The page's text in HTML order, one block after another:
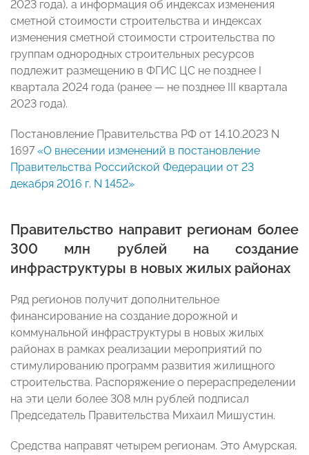
2023 года), а информация об индексах изменения
сметной стоимости строительства и индексах
изменения сметной стоимости строительства по
группам однородных строительных ресурсов
подлежит размещению в ФГИС ЦС не позднее I
квартала 2024 года (ранее — не позднее III квартала
2023 года).
Постановление Правительства РФ от 14.10.2023 N
1697 «О внесении изменений в постановление
Правительства Российской Федерации от 23
декабря 2016 г. N 1452»
Правительство направит регионам более
300 млн рублей на создание
инфраструктуры в новых жилых районах
Ряд регионов получит дополнительное
финансирование на создание дорожной и
коммунальной инфраструктуры в новых жилых
районах в рамках реализации мероприятий по
стимулированию программ развития жилищного
строительства. Распоряжение о перераспределении
на эти цели более 308 млн рублей подписал
Председатель Правительства Михаил Мишустин.
Средства направят четырем регионам. Это Амурская,